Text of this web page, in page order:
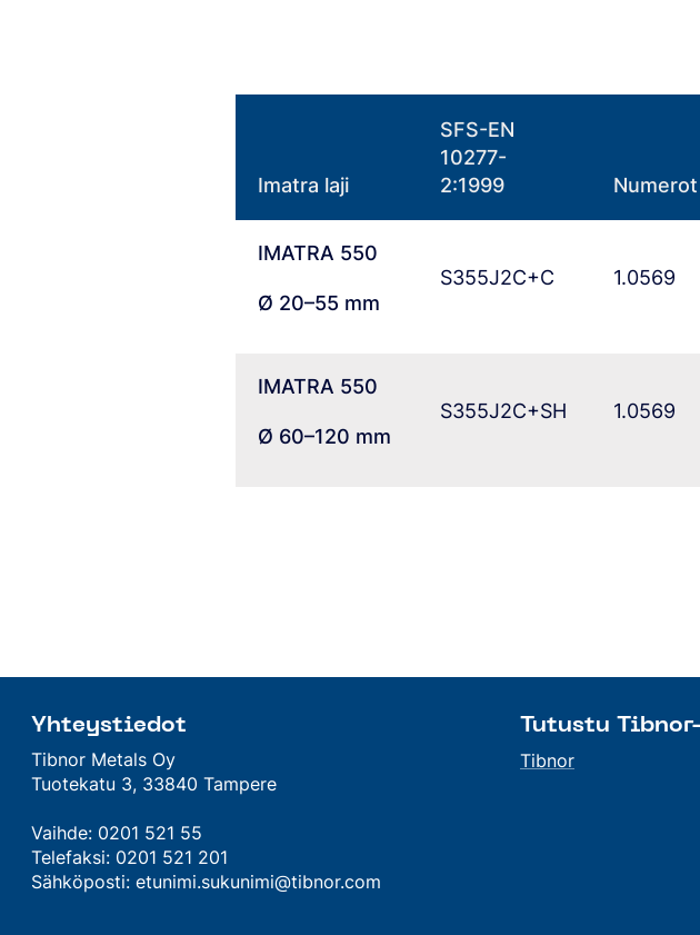
Imatra laji
SFS-EN
10277-
2:1999
Numerot
IMATRA 550
Ø 20–55 mm
S355J2C+C 1.0569
IMATRA 550
Ø 60–120 mm
S355J2C+SH 1.0569
Yhteystiedot
Tibnor Metals Oy
Tuotekatu 3, 33840 Tampere
Vaihde: 0201 521 55
Telefaksi: 0201 521 201
Sähköposti: etunimi.sukunimi@tibnor.com
Tutustu
Tibnor